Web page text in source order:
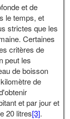
et de
le temps, et
strictes que les
Certaines
critères de
peut les
de boisson
de
et par jour et
20 litres[3].